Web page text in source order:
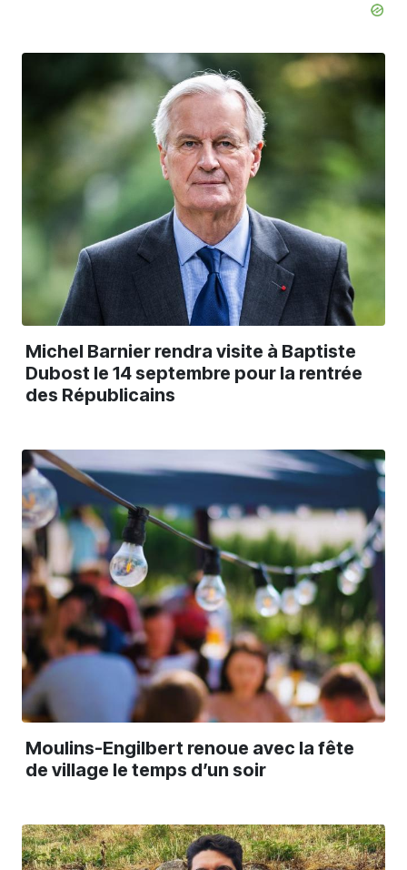
Michel Barnier rendra visite à Baptiste
Dubost le 14 septembre pour la rentrée
des Républicains
Moulins-Engilbert renoue avec la fête
de village le temps d’un soir